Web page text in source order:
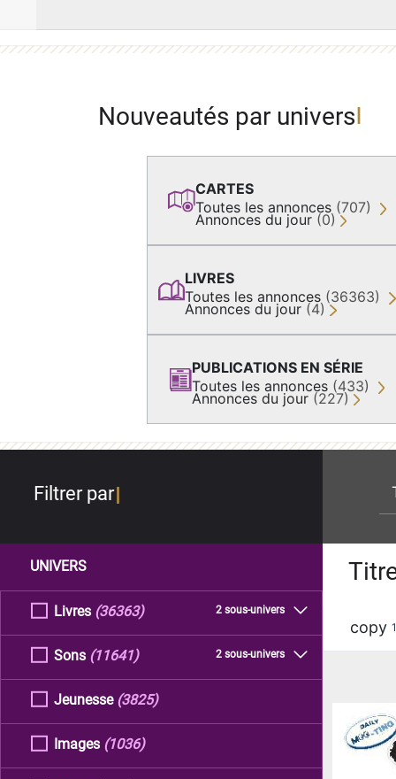
Nouveautés par univers
CARTES
Toutes les annonces (707)
Annonces du jour (0)
LIVRES
Toutes les annonces (36363)
Annonces du jour (4)
PUBLICATIONS EN SÉRIE
Toutes les annonces (433)
Annonces du jour (227)
Filtrer par
UNIVERS
Livres 2 sous-univers
(36363)
Sons 2 sous-univers
(11641)
Jeunesse (3825)
Images (1036)
copy